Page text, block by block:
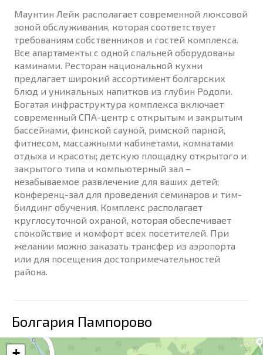
Маунтин Лейк располагает современной люксовой
зоной обслуживания, которая соответствует
требованиям собственников и гостей комплекса.
Все апартаменты с одной спальней оборудованы
каминами. Ресторан национальной кухни
предлагает широкий ассортимент болгарских
блюд и уникальных напитков из глубин Родопи.
Богатая инфраструктура комплекса включает
современный СПА-центр с открытым и закрытым
бассейнами, финской сауной, римской парной,
фитнесом, массажными кабинетами, комнатами
отдыха и красоты; детскую площадку открытого и
закрытого типа и компьютерный зал –
незабываемое развлечение для ваших детей;
конференц-зал для проведения семинаров и тим-
билдинг обучения. Комплекс располагает
круглосуточной охраной, которая обеспечивает
спокойствие и комфорт всех посетителей. При
желании можно заказать трансфер из аэропорта
или для посещения достопримечательностей
района.
Болгария Пампорово